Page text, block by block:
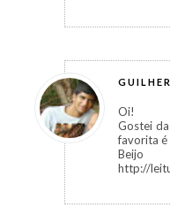
Oi!
Gostei
favorita é
Beijo
http://